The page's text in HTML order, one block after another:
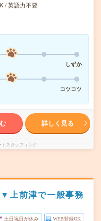
/ 英語力不要
しずか
コツコツ
詳しく見る
スタッフィング
上前津で一般事務
土日祝日が休み WEB登録OK